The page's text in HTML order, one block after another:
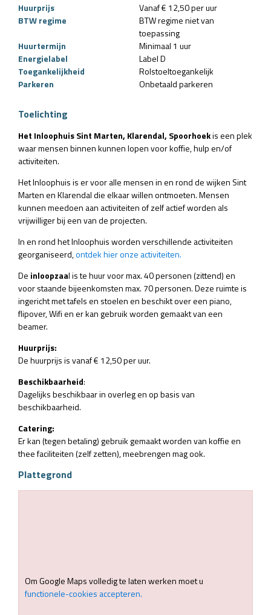
Huurprijs
Vanaf € 12,50 per uur
BTW regime
BTW regime niet van
toepassing
Huurtermijn
Minimaal 1 uur
Energielabel
Label D
Toegankelijkheid
Rolstoeltoegankelijk
Parkeren
Onbetaald parkeren
Toelichting
Het Inloophuis Sint Marten, Klarendal, Spoorhoekis een plek
waar mensen binnen kunnen lopen voor koffie, hulp en/of
activiteiten.
Het Inloophuis is er voor alle mensen in en rond de wijken Sint
Marten en Klarendal die elkaar willen ontmoeten. Mensen
kunnen meedoen aan activiteiten of zelf actief worden als
vrijwilliger bij een van de projecten.
In en rond het Inloophuis worden verschillende activiteiten
georganiseerd,ontdek hier onze activiteiten.
De inloopzaal is te huur voor max. 40 personen (zittend) en
voor staande bijeenkomsten max. 70 personen. Deze ruimte is
ingericht met tafels en stoelen en beschikt over een piano,
flipover, Wifi en er kan gebruik worden gemaakt van een
beamer.
Huurprijs:
De huurprijs is vanaf € 12,50 per uur.
Beschikbaarheid:
Dagelijks beschikbaar in overleg en op basis van
beschikbaarheid.
Catering:
Er kan (tegen betaling) gebruik gemaakt worden van koffie en
thee faciliteiten (zelf zetten), meebrengen mag ook.
Plattegrond
Om Google Maps volledig te laten werken moet u
functionele-cookies accepteren.